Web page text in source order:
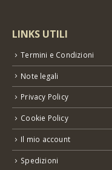
LINKS UTILI
Termini e Condizioni
Note legali
Privacy Policy
Cookie Policy
Il mio account
Spedizioni